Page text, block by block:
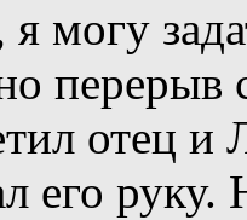
могу
перерыв
отец и
его руку.